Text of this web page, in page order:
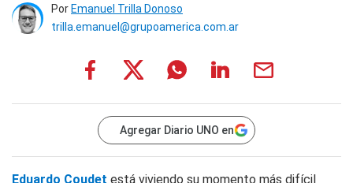
Por Emanuel Trilla Donoso
trilla.emanuel@grupoamerica.com.ar
Agregar Diario UNO en
Eduardo Coudet está viviendo su momento más difícil